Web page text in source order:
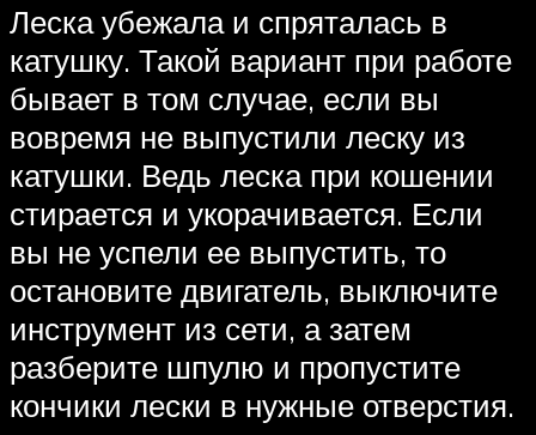
Леска убежала и спряталась в
катушку. Такой вариант при работе
бывает в том случае, если вы
вовремя не выпустили леску из
катушки. Ведь леска при кошении
стирается и укорачивается. Если
вы не успели ее выпустить, то
остановите двигатель, выключите
инструмент из сети, а затем
разберите шпулю и пропустите
кончики лески в нужные отверстия.